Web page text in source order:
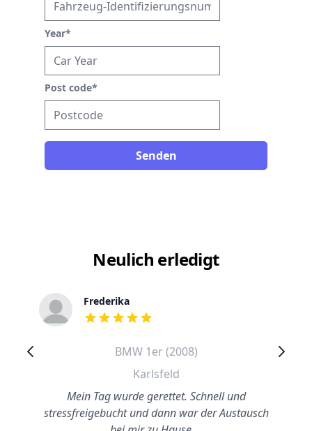
Year*
Post code*
Senden
Neulich erledigt
Frederika
out of 5 stars
BMW 1er (2008)
Karlsfeld
Mein Tag wurde gerettet. Schnell und
stressfreigebucht und dann war der Austausch